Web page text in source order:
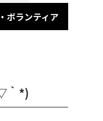
ボランティア
｀*)